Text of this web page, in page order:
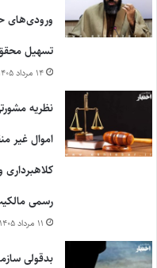
ورودی‌های
تسهیل
۱۴ مرداد ۱۴۰۵
نظریه
اموال غیر
رسمی
۱۱ مرداد ۱۴۰۵
بدقولی